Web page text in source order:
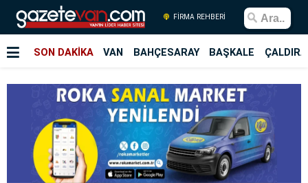
FİRMA REHBERİ
SON DAKİKA VAN BAHÇESARAY BAŞKALE